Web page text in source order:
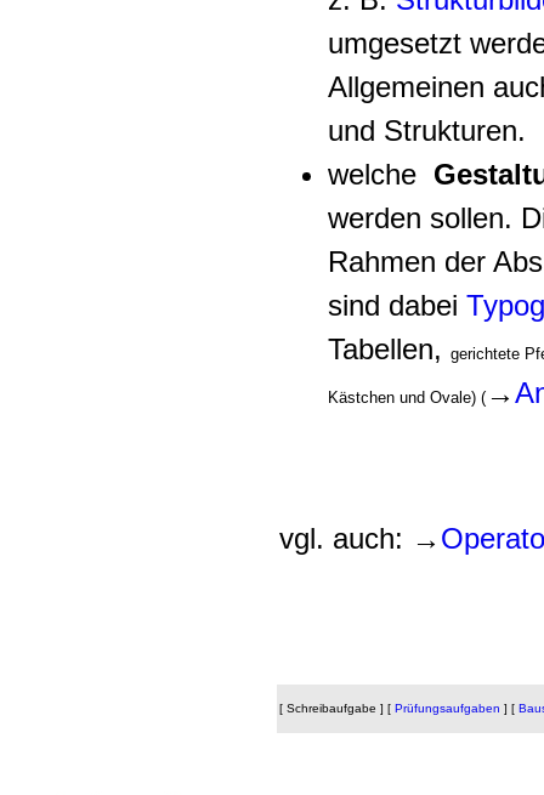
umgesetzt
Allgemeinen
und Strukturen.
welche
werden sollen.
Rahmen der
sind dabei
Tabellen, gerichtete
Kästchen und Ovale) ( →
vgl. auch: →
[ Schreibaufgabe ] [ Prüfungsaufgaben ] [